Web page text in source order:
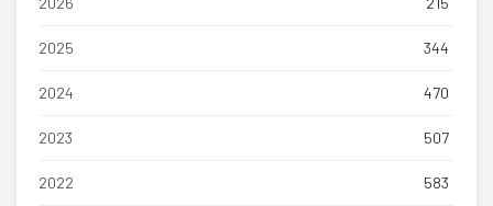
2025 344
2024 470
2023 507
2022 583